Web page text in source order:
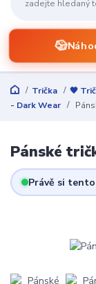
🎲
Trička 🖤
- Dark Wear
Pánské
Právě si